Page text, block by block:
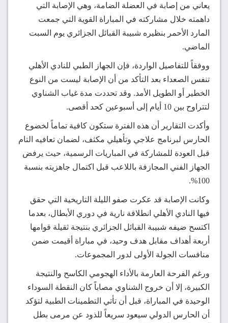
يعاني من إصابة في العضلة الضامة، وهي الإصابة التي
داهمته خلال مشاركته في المباراة القوية التي جمعت
المارد الأحمر بنظيره شبيبة القبائل الجزائري يوم السبت
الماضي.
ووفقاً للتفاصيل الواردة، فإن الجهاز الطبي للنادي الأهلي
تنفس الصعداء بعد التأكد من أن الإصابة ليست من النوع
الخطير أو الطويل الأمد. وقد تحددت مدة غياب الشناوي
لتتراوح بين 10 أيام إلى أسبوعين كحد أقصى.
وأكدت التقارير أن هذه الفترة ستكون كافية تماماً لخضوع
الحارس لبرنامج علاجي وتأهيلي مكثف، لضمان تعافيه التام
قبل العودة للمشاركة في المباريات الرسمية، حيث يرفض
الجهاز الفني المجازفة باللاعب قبل اكتمال جاهزيته بنسبة
100%.
وكانت الإصابة قد عكرت صفو الليلة التاريخية التي حقق
فيها النادي الأهلي انطلاقة نارية في دوري الأبطال، بعدما
اكتسح ضيفه شبيبة القبائل الجزائري بنتيجة ثقيلة قوامها
أربعة أهداف مقابل هدف وحيد، في مباراة أقيمت ضمن
منافسات الجولة الأولى لدور المجموعات.
ورغم الفرحة العارمة بالأداء الهجومي الكاسح والنتيجة
الكبيرة، إلا أن خروج الشناوي مصاباً كان النقطة السوداء
الوحيدة في المباراة، قبل أن تأتي التطمينات الطبية لتؤكد
أن الحارس الدولي سيعود سريعاً للذود عن مرمى بطل